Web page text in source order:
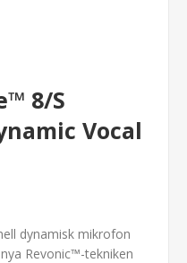
8/S
Vocal
dynamisk mikrofon
Revonic™-tekniken